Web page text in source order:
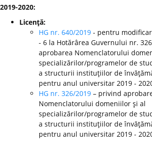
2019-2020:
Licenţă:
HG nr. 640/2019 - pentru
- 6 la Hotărârea Guvernului nr.
aprobarea Nomenclatorului
specializărilor/programelor de
a structurii instituţiilor de
pentru anul universitar 2019 -
HG nr. 326/2019 – privind
Nomenclatorului domeniilor şi al
specializărilor/programelor de
a structurii instituţiilor de
pentru anul universitar 2019 -